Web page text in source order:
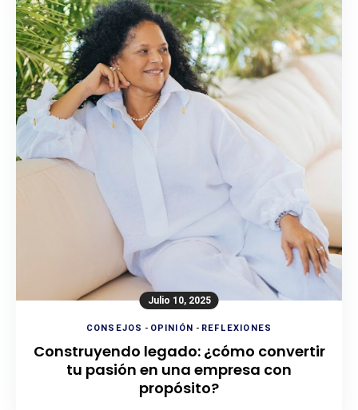
Julio 10, 2025
CONSEJOS - OPINIÓN - REFLEXIONES
Construyendo legado: ¿cómo convertir
tu pasión en una empresa con
propósito?